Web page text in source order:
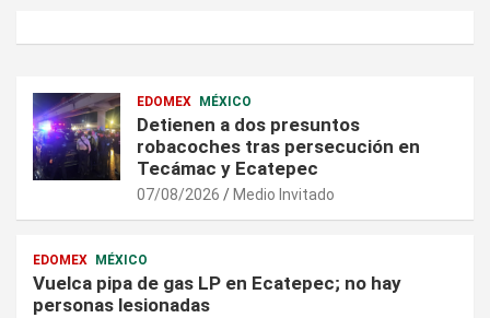
EDOMEX MÉXICO
Detienen a dos presuntos
robacoches tras persecución en
Tecámac y Ecatepec
07/08/2026 Medio Invitado
EDOMEX MÉXICO
Vuelca pipa de gas LP en Ecatepec; no hay
personas lesionadas